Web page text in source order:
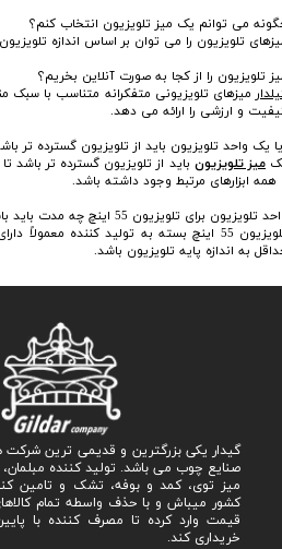
می توانم یک میز تلویزیون انتخاب کنم؟
تلویزیون را می توان بر اساس اندازه
تلویزیون را از کجا به صورت آنلاین بخریم؟
میزهای تلویزیونی متفکرانه متناسب با سبک
و ارزشی را ارائه می دهد.
یک واحد تلویزیون باید از تلویزیون گسترده تر
میز تلویزیون باید از تلویزیون گسترده تر باشد
همه ابزارهای مرتبط وجود داشته باشد.
تلویزیون برای تلویزیون 55 اینچ چه مدت باید باشد؟
به اندازه پایه تلویزیون باشد.
گیدار یکی بزرگترین و قدیمی ترین شرکت
صنایع چوب می باشد. تولید کننده
میز توی، کمد و بوفه، تشک و تامین
کشور میباش و با حذف واسطه تمام
قیمت وارد کرده تا مصرف کننده با
خریداری کند.